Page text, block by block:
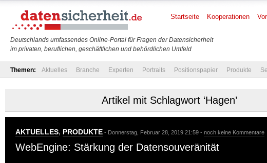
Deutschlands umfassendes Online-Portal für Fragen der Datensicherheit
im privaten, beruflichen, geschäftlichen und behördlichen Umfeld
Startseite Kooperationen
Themen: Aktuelles Branche Experten Portraits Positionspapier Produkte
Artikel mit Schlagwort ‘Hagen’
AKTUELLES, PRODUKTE - Donnerstag, Februar 28, 2019 21:59 - noch keine Kommentare
WebEngine: Stärkung der Datensouveränität